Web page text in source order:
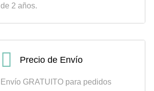
de 2 años.
Precio de Envío
Envío GRATUITO para pedidos